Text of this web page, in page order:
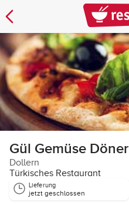
Gül Gemüse Döner
Dollern
Türkisches Restaurant
Lieferung
jetzt geschlossen